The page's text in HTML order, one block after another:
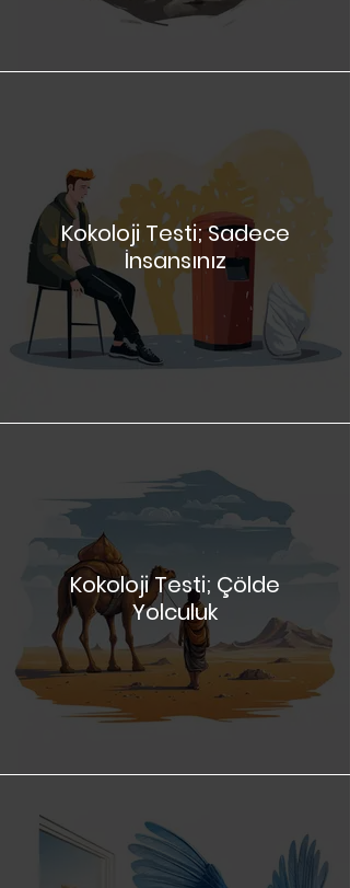
Kokoloji Testi; Sadece
İnsansınız
Kokoloji Testi; Çölde
Yolculuk